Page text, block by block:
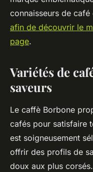
connaisseurs de
afin de découvrir le
page.
Variétés de
saveurs
Le caffè Borbone
cafés pour satisfaire
est soigneusement
offrir des profils de
doux aux plus